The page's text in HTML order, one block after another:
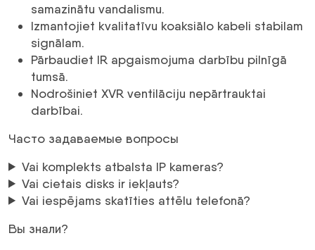
samazinātu vandalismu.
Izmantojiet kvalitatīvu koaksiālo kabeli stabilam
signālam.
Pārbaudiet IR apgaismojuma darbību pilnīgā
tumsā.
Nodrošiniet XVR ventilāciju nepārtrauktai
darbībai.
Часто задаваемые вопросы
Vai komplekts atbalsta IP kameras?
Vai cietais disks ir iekļauts?
Vai iespējams skatīties attēlu telefonā?
Вы знали?